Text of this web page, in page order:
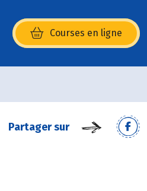
Courses en ligne
(s’ouvre dans une nouvelle
Partager sur